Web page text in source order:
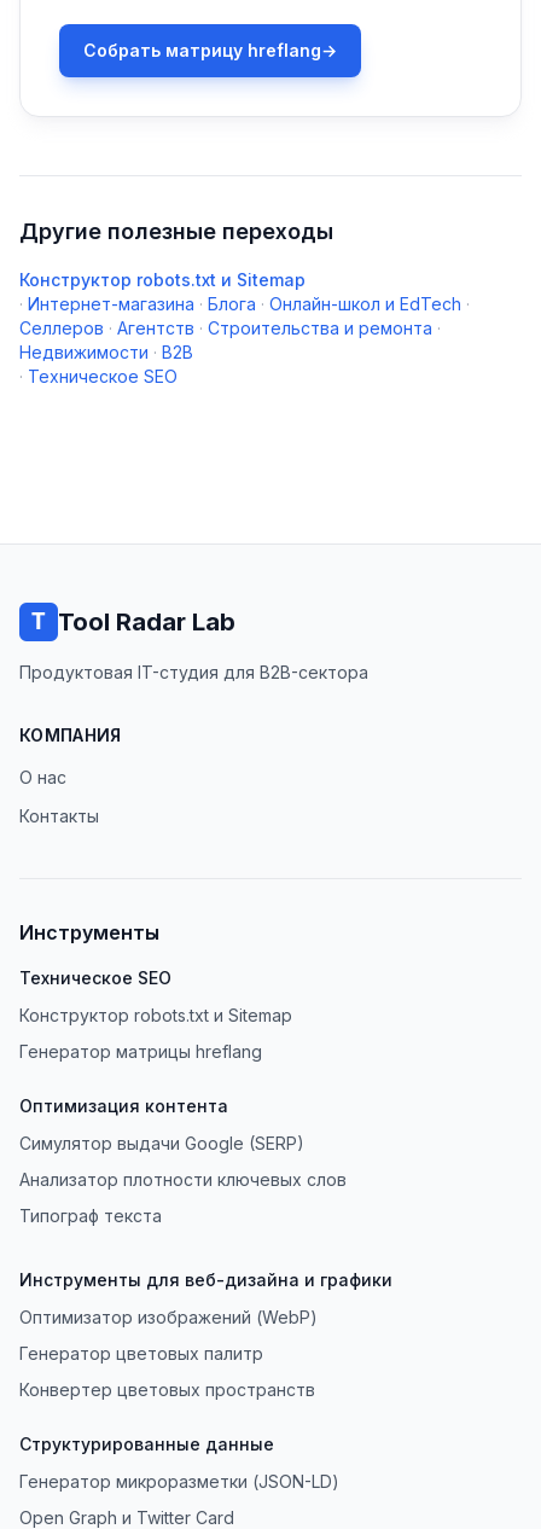
Собрать матрицу hreflang→
Другие полезные переходы
Конструктор robots.txt и Sitemap
· Интернет-магазина · Блога · Онлайн-школ и EdTech ·
Селлеров · Агентств · Строительства и ремонта ·
Недвижимости · B2B
· Техническое SEO
Tool Radar Lab
Продуктовая IT-студия для B2B-сектора
КОМПАНИЯ
О нас
Контакты
Инструменты
Техническое SEO
Конструктор robots.txt и Sitemap
Генератор матрицы hreflang
Оптимизация контента
Симулятор выдачи Google (SERP)
Анализатор плотности ключевых слов
Типограф текста
Инструменты для веб-дизайна и графики
Оптимизатор изображений (WebP)
Генератор цветовых палитр
Конвертер цветовых пространств
Структурированные данные
Генератор микроразметки (JSON-LD)
Open Graph и Twitter Card